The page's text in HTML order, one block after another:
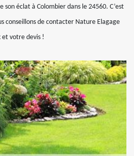
éclat à Colombier dans le 24560. C’est
conseillons de contacter Nature Elagage
votre devis !